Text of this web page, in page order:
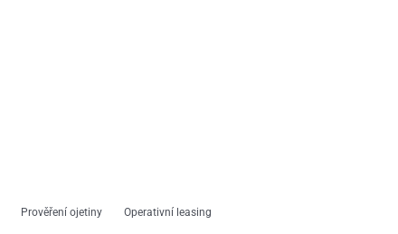
Prověření ojetiny Operativní leasing